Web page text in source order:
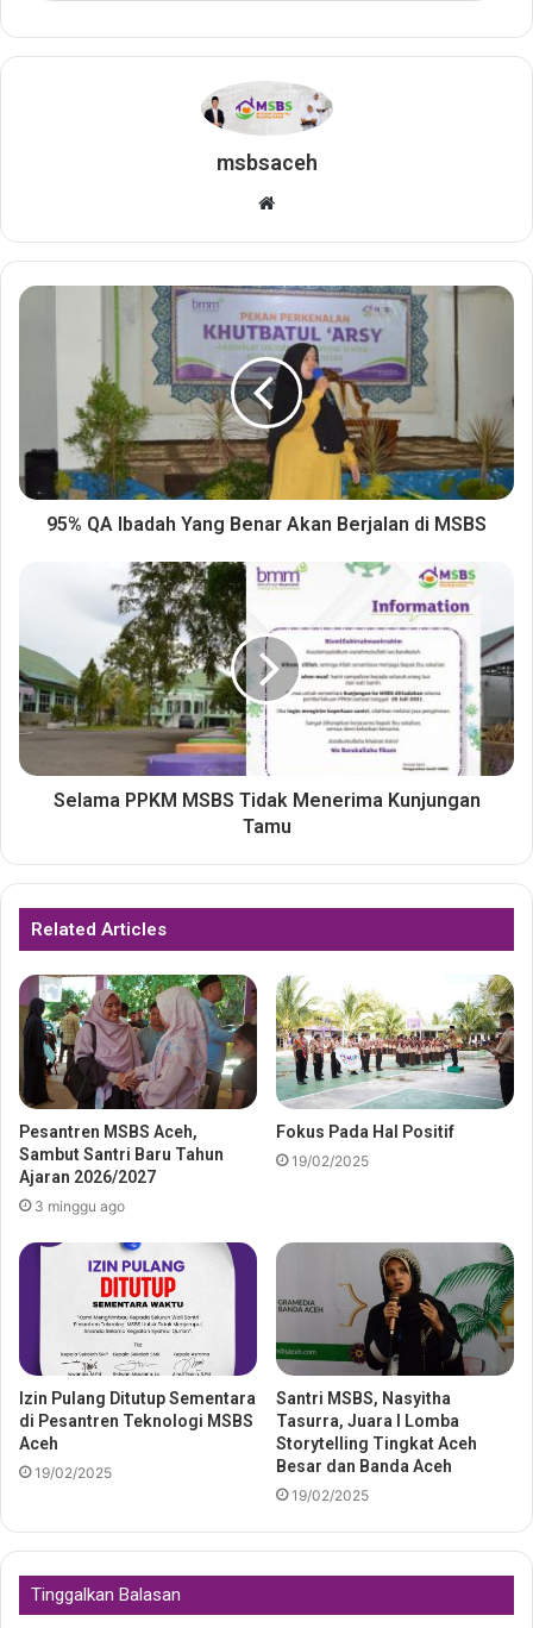
msbsaceh
b
s
i
t
e
95% QA Ibadah Yang Benar Akan Berjalan di MSBS
Selama PPKM MSBS Tidak Menerima Kunjungan
Tamu
Related Articles
Pesantren MSBS Aceh,
Sambut Santri Baru Tahun
Ajaran 2026/2027
3 minggu ago
Fokus Pada Hal Positif
19/02/2025
Izin Pulang Ditutup Sementara
di Pesantren Teknologi MSBS
Aceh
19/02/2025
Santri MSBS, Nasyitha
Tasurra, Juara I Lomba
Storytelling Tingkat Aceh
Besar dan Banda Aceh
19/02/2025
Tinggalkan Balasan